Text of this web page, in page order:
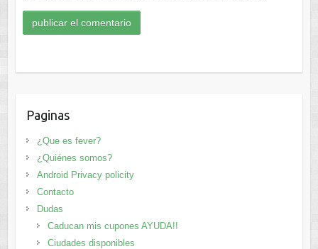
Paginas
¿Que es fever?
¿Quiénes somos?
Android Privacy policity
Contacto
Dudas
Caducan mis cupones AYUDA!!
Ciudades disponibles